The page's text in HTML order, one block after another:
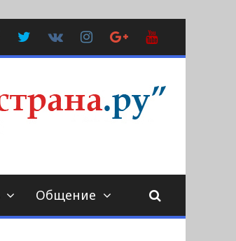
FacebookTwitter
Контакте
Instagram
Google
Plus
Общение